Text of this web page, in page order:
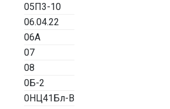
05П3-10
06.04.22
06А
07
08
0Б-2
0НЦ41Бл-В